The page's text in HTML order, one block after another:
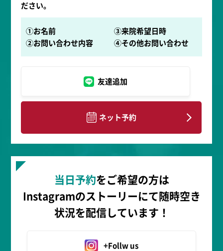
ださい。
①お名前
②お問い合わせ内容
③来院希望日時
④その他お問い合わせ
友達追加
ネット予約
当日予約をご希望の方は
Instagramのストーリーにて随時空き
状況を配信しています！
+Follw us